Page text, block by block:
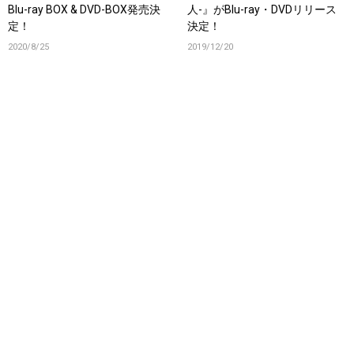
Blu-ray BOX & DVD-BOX発売決
定！
2020/8/25
人-』がBlu-ray・DVDリリース
決定！
2019/12/20